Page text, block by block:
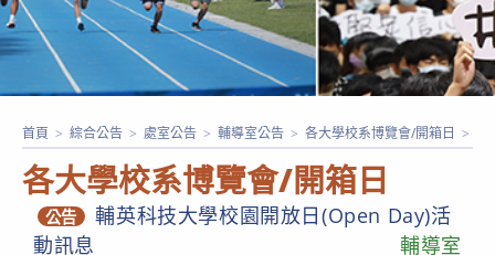
各大學校系博覽會/開箱日
首頁 > 綜合公告 > 處室公告 > 輔導室公告 > 各大學校系博覽會/開箱日 >
公告
輔英科技大學校園開放日(Open Day)活
動訊息
輔導室